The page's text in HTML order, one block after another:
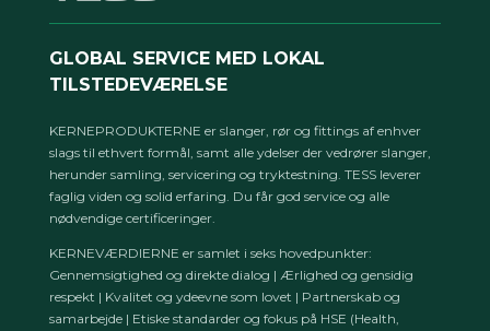
GLOBAL SERVICE MED LOKAL
TILSTEDEVÆRELSE
KERNEPRODUKTERNE er slanger, rør og fittings af enhver
slags til ethvert formål, samt alle ydelser der vedrører slanger,
herunder samling, servicering og tryktestning. TESS leverer
faglig viden og solid erfaring. Du får god service og alle
nødvendige certificeringer.
KERNEVÆRDIERNE er samlet i seks hovedpunkter:
Gennemsigtighed og direkte dialog | Ærlighed og gensidig
respekt | Kvalitet og ydeevne som lovet | Partnerskab og
samarbejde | Etiske standarder og fokus på HSE (Health,